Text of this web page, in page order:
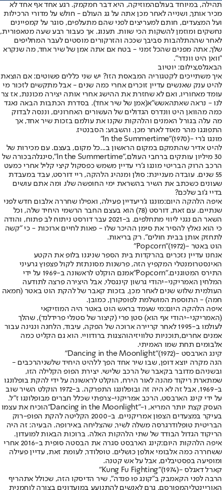
תהילה, במיוחד בעולםהמוזיקה, היא דבר חמקמק. רגע אחד אף אחד לא
מכיר אותך, ושנייה לאחר מכן אתה על גג העולם - חולש על מדורי הרכילות
ועל המצעדים, חותם למעריצים לפני שהם מתעלפים, סוגר על קמפיינים
נחשקים ומוזמן להשקות הכי שוות. תענוג. אך כעבור רבע שעה מטאפורית,
לאחר שההתלהבות סביבך שככה והזרקורים מוסטים לעבר המחליפים
שלך, אתה מפנים שהכל זמני - בטח אם אתה אמן של שיר אחד, מה שנקרא
"וואן היט וונדר".
הבאגלס,צילום: יוטיוב
איך משתייכים לקטגוריה המבאסת הזו? יש שני כללים פשוטים: אם הוצאת
להיט ענק שאנשים עדיין זוכרים אחרי כמה שנים - אבל מתקשים לזכור מי
עומד מאחוריו, ואם לא שחזרת את ההישג אחרי אותה יצירה מכוננת, אז צר
לנו - נראה שאתהאשש"א(אמן של שיר אחד). בסדרת הכתבות הבאה נאגד
כמה מהוואן היט וונדרס הגדולים של העשורים האחרונים, וננסה לבדוק
מה עלה בגורל האמנים והלהקות שקנו את עולמם בזכות שיר אחד, אך
התפוגגו מהר מאוד לאחר מכן. והשבוע: הסבנטיז.
מונגו ג'רי -
In the Summertime"(1970)"
להיט אדיר שהתמקם במקום הראשון ב...כל מקום, בעצם. עם מכירות של
30 מיליון עותקים ברחבי העולם,
"In the Summertime"
,סינגלהבכורה של
הרכב הרוק הבריטי מונגו ג'רי עדיין משמש כפסקול קיצי קליל אחרי כמעט
55 שנים. עובדה מעניינת: סולן ומנהיג הלהקה, ריי דורסט, עבד במעבדת
שעונים כשכתב את השיר בהשראת ימי החופשה שלו. ומה אתם עושים
בדיי ג'וב שלכם?
איפה הלהקה היום:מונגו ג'ריעדיין פעילה, ואפילו שחררה אלבום חדש לפני
שנתיים. עם זאת, דורסט (78) הוא בעצם החבר הרשמי היחיד שלה, וכל
השאר הם נגני ליווי מתחלפים. ב-2021 עבר דורסט ניתוח לב פתוח, והודה
כי הוא נאלץ להסיר את סימן ההיכר שלו - פאות לחיים ארוכות - כי "קשה
לתחזק אותן בבית חולים". רק בריאות.
הוט באטר -
Popcorn"(1972)"
אנחנו עדיין נזכרים בהרקדות בית הספר שניגנו בלופ את הקטע
האינסטרומנטלי המקפיץ הזה, פרשנות מסונתזת לקול פצפוץ גרעיני
התירס המטוגנים."Popcorn"
אמנם הוקלט לראשונה ב-1969 על ידי
המלחין האמריקני-יהודי גרשון קינגסלי, אבל היצירה פרצה לתודעה
העולמית שלוש שנים לאחר מכן, בזכות קאבר של להקת הוט באטר (חמאה
חמה) - התוספת המושלמת לפופקורן, כמובן.
איפה הלהקה היום:מי שעמד בראש הוט באטר היה המוזיקאי
(האמריקני-יהודי אף הוא) סטן פרי (קיצור של סטנלי פרידלנד), שהלך
לעולמו ב-1995 לאחר קריירה ארוכה של הפקה, עיבוד, הלחנה ונגינה עבור
אמנים אחרים,תוכניות טלוויזיהוהצגות ברודוויי. הוא גם הקליט כמה
אלבומים תחת שמו האמיתי.
קינג הארבסט -
Dancing in the Moonlight"(1972)"
הנה מקרה יוצא דופן, שבו שיר אחד הפך ללהיט היחיד שלשניהרכבים -
ובשניהם מדובר בקאבר של הרכב שלישי. יצירת הפופ הקלילה הזו,
שמתארת ריקוד מהנה לאור הירח, הוקלט לראשונה על ידי להקת בופלונגו
ב-1969, אבל זה לא היה זה ובופלונגו התפרקה. ב-1972 הוקלט השיר שוב
על ידי קינג הארבסט, הרכב אמריקני-צרפתי שכלל חברים מבופלונגו ז"ל.
העסק קצת יותר המריא, ו-"Dancing in the Moonlight"
הוכיח את עצמו
בעיקר במצעדים הצפון אמריקניים. ב-2000 הקליטה להקת הפופ-רוק
הבריטית טופלודרגרסה משלה לשיר, שהצליחה באירופה. הבעיה: זה היה
הריקוד הגדול הבודד של שתי הלהקות האלה. ברוכות הבאות למועדון.
איפה הלהקות היום:
קינג הארבסט סגרה את הבסטה סופית ב-2016 אחרי
ששחררה כמה אלבומי אולפן כושלים. טופלודר, לעומת זאת, עדיין פעילה
ומופיעה בפסטיבלים, אבל על אש קטנה.
קארל דאגלס -
Kung Fu Fighting"(1974)"
הרבה לפני הקאמבק ב"קונג פו פנדה", שיר הדיסקו הזה, שכולל אתהריף
האוריינטליהמפורסם, גרם לאנשים להתנועע במועדונים בצורה לוחמנית